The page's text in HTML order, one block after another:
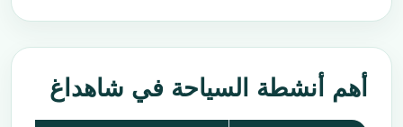
أهم أنشطة السياحة في شاهداغ